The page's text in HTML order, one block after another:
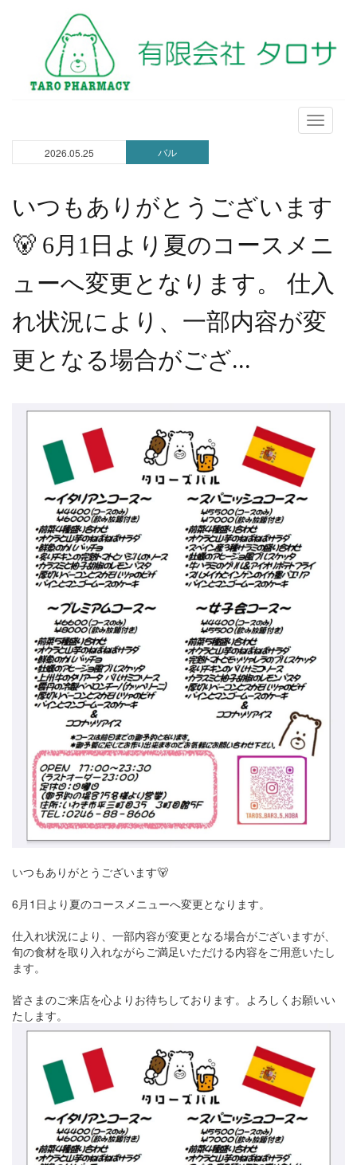
メ
ニ
2026.05.25 バル
いつもありがとうございます
🐻 6月1日より夏のコースメニ
ューへ変更となります。 仕入
れ状況により、一部内容が変
更となる場合がござ...
いつもありがとうございます🐻
6月1日より夏のコースメニューへ変更となります。
仕入れ状況により、一部内容が変更となる場合がございますが、
旬の食材を取り入れながらご満足いただける内容をご用意いたし
ます。
皆さまのご来店を心よりお待ちしております。よろしくお願いい
たします。